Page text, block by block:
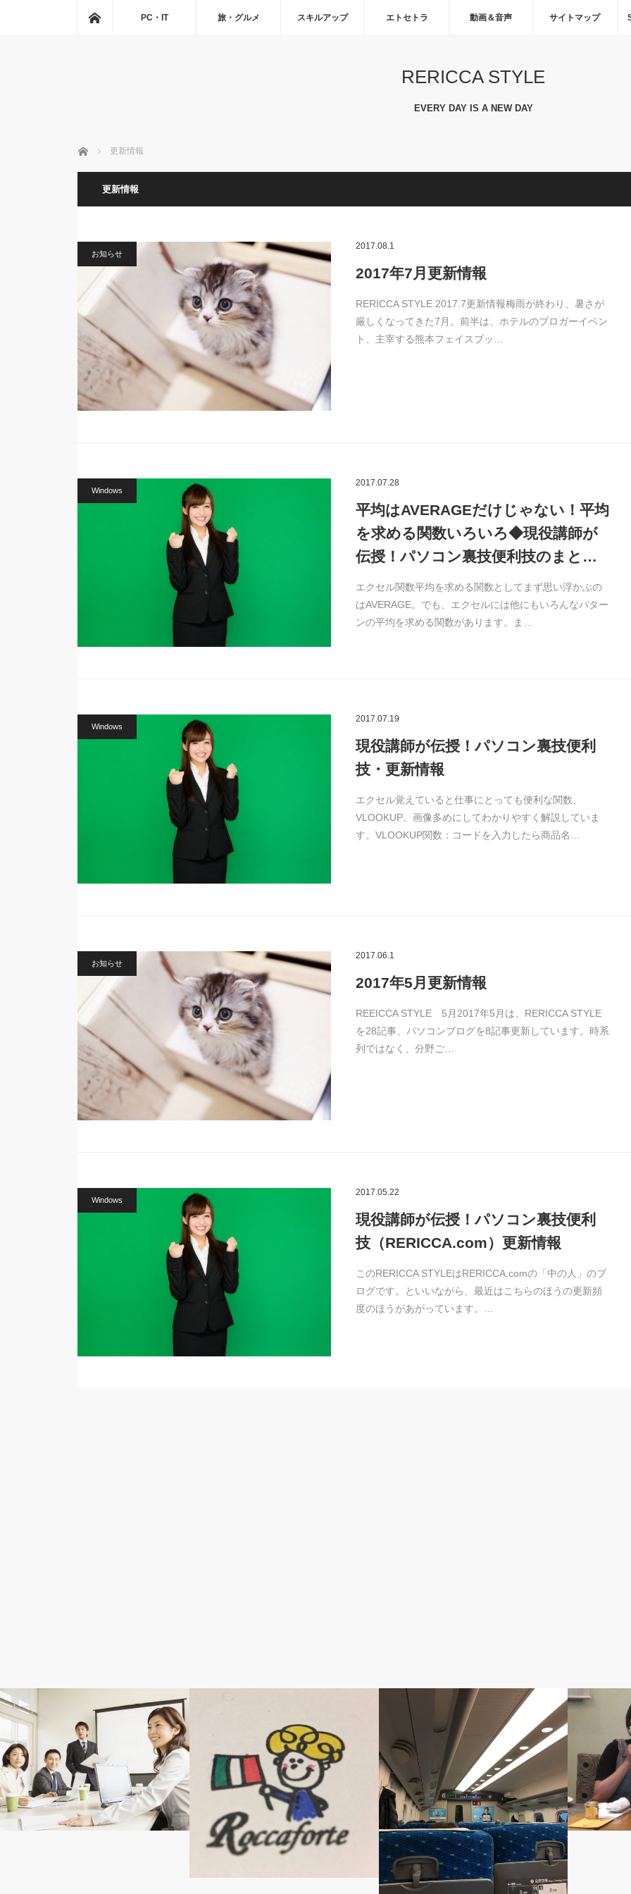
ホームPC・IT 旅・グルメ スキルアップ エトセトラ 動画＆音声 サイトマップ
RERICCA STYLE
EVERY DAY IS A NEW DAY
ホーム 更新情報
更新情報
お知らせ
2017.08.1
2017年7月更新情報
RERICCA STYLE 2017.7更新情報梅雨が終わり、暑さが
厳しくなってきた7月。前半は、ホテルのブロガーイベン
ト、主宰する熊本フェイスブッ…
Windows
2017.07.28
平均はAVERAGEだけじゃない！平均
を求める関数いろいろ◆現役講師が
伝授！パソコン裏技便利技のまと…
エクセル関数平均を求める関数としてまず思い浮かぶの
はAVERAGE。でも、エクセルには他にもいろんなパター
ンの平均を求める関数があります。ま…
Windows
2017.07.19
現役講師が伝授！パソコン裏技便利
技・更新情報
エクセル覚えていると仕事にとっても便利な関数、
VLOOKUP。画像多めにしてわかりやすく解説していま
す。VLOOKUP関数：コードを入力したら商品名…
お知らせ
2017.06.1
2017年5月更新情報
REEICCA STYLE 5月2017年5月は、RERICCA STYLE
を28記事、パソコンブログを8記事更新しています。時系
列ではなく、分野ご…
Windows
2017.05.22
現役講師が伝授！パソコン裏技便利
技（RERICCA.com）更新情報
このRERICCA STYLEはRERICCA.comの「中の人」のブ
ログです。といいながら、最近はこちらのほうの更新頻
度のほうがあがっています。…